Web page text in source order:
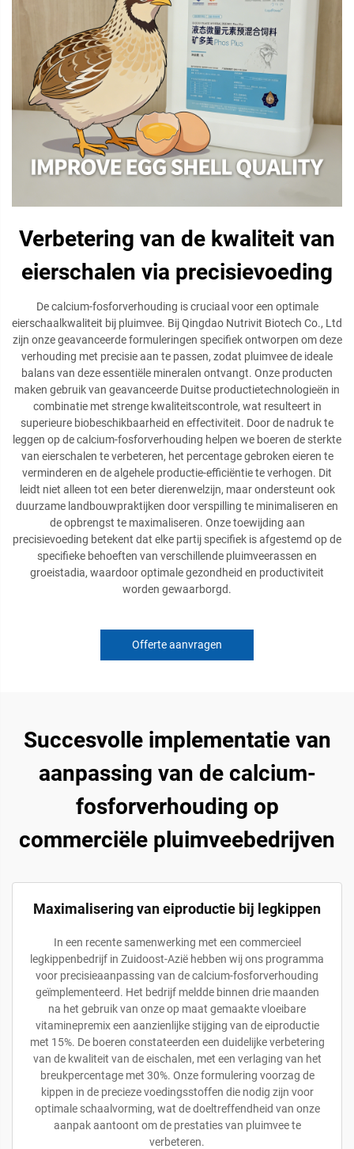
Verbetering van de kwaliteit van
eierschalen via precisievoeding
De calcium-fosforverhouding is cruciaal voor een optimale
eierschaalkwaliteit bij pluimvee. Bij Qingdao Nutrivit Biotech Co., Ltd
zijn onze geavanceerde formuleringen specifiek ontworpen om deze
verhouding met precisie aan te passen, zodat pluimvee de ideale
balans van deze essentiële mineralen ontvangt. Onze producten
maken gebruik van geavanceerde Duitse productietechnologieën in
combinatie met strenge kwaliteitscontrole, wat resulteert in
superieure biobeschikbaarheid en effectiviteit. Door de nadruk te
leggen op de calcium-fosforverhouding helpen we boeren de sterkte
van eierschalen te verbeteren, het percentage gebroken eieren te
verminderen en de algehele productie-efficiëntie te verhogen. Dit
leidt niet alleen tot een beter dierenwelzijn, maar ondersteunt ook
duurzame landbouwpraktijken door verspilling te minimaliseren en
de opbrengst te maximaliseren. Onze toewijding aan
precisievoeding betekent dat elke partij specifiek is afgestemd op de
specifieke behoeften van verschillende pluimveerassen en
groeistadia, waardoor optimale gezondheid en productiviteit
worden gewaarborgd.
Offerte aanvragen
Succesvolle implementatie van
aanpassing van de calcium-
fosforverhouding op
commerciële pluimveebedrijven
Maximalisering van eiproductie bij legkippen
In een recente samenwerking met een commercieel
legkippenbedrijf in Zuidoost-Azië hebben wij ons programma
voor precisieaanpassing van de calcium-fosforverhouding
geïmplementeerd. Het bedrijf meldde binnen drie maanden
na het gebruik van onze op maat gemaakte vloeibare
vitaminepremix een aanzienlijke stijging van de eiproductie
met 15%. De boeren constateerden een duidelijke verbetering
van de kwaliteit van de eischalen, met een verlaging van het
breukpercentage met 30%. Onze formulering voorzag de
kippen in de precieze voedingsstoffen die nodig zijn voor
optimale schaalvorming, wat de doeltreffendheid van onze
aanpak aantoont om de prestaties van pluimvee te
verbeteren.